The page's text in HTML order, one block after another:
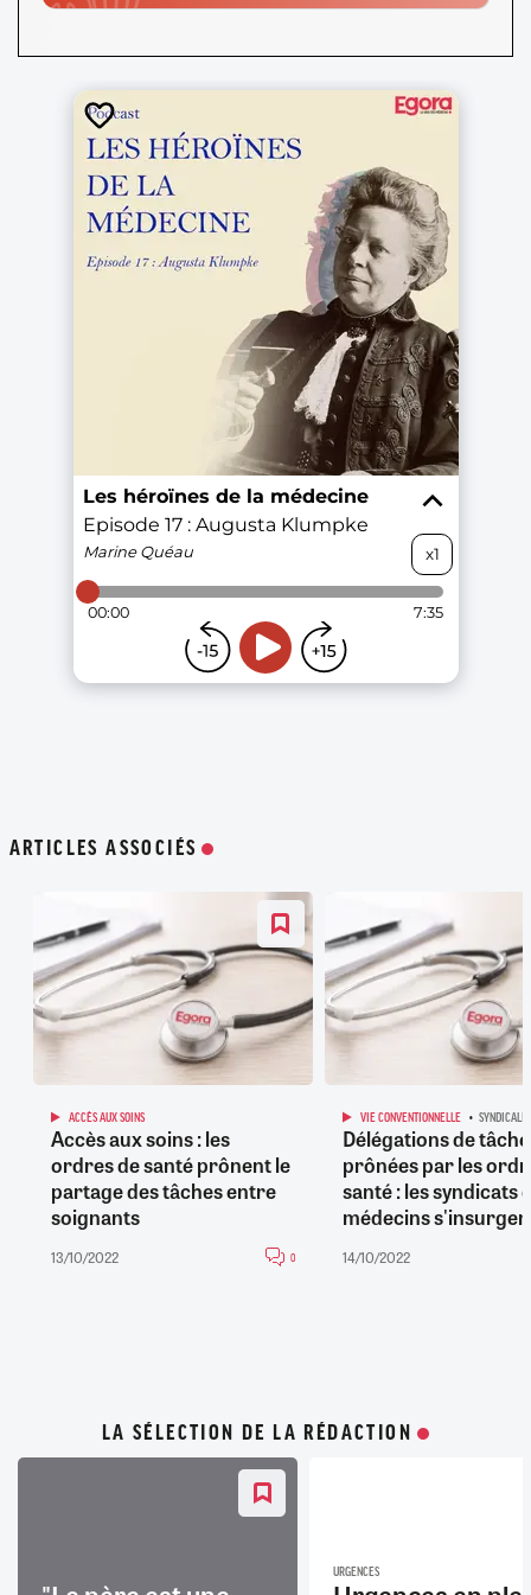
ARTICLES ASSOCIÉS
ACCÈS AUX SOINS
Accès aux soins : les
ordres de santé prônent le
partage des tâches entre
soignants
13/10/2022 0
VIE CONVENTIONNELLE
Délégations de
prônées par les
santé : les syndicats
médecins
14/10/2022
LA SÉLECTION DE LA RÉDACTION
URGENCES